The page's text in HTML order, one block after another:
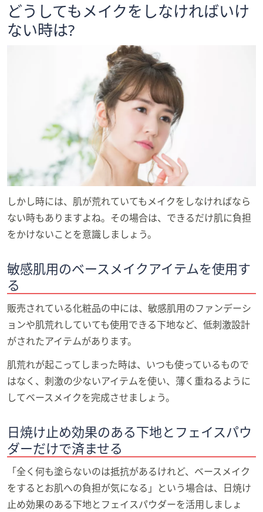
どうしてもメイクをしなければいけ
ない時は?
しかし時には、肌が荒れていてもメイクをしなければなら
ない時もありますよね。その場合は、できるだけ肌に負担
をかけないことを意識しましょう。
敏感肌用のベースメイクアイテムを使用す
る
販売されている化粧品の中には、敏感肌用のファンデーシ
ョンや肌荒れしていても使用できる下地など、低刺激設計
がされたアイテムがあります。
肌荒れが起こってしまった時は、いつも使っているもので
はなく、刺激の少ないアイテムを使い、薄く重ねるように
してベースメイクを完成させましょう。
日焼け止め効果のある下地とフェイスパウ
ダーだけで済ませる
「全く何も塗らないのは抵抗があるけれど、ベースメイク
をするとお肌への負担が気になる」という場合は、日焼け
止め効果のある下地とフェイスパウダーを活用しましょ